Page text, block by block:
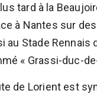
tard à la
à Nantes sur
au Stade
« Grassi-duc-
de Lorient est